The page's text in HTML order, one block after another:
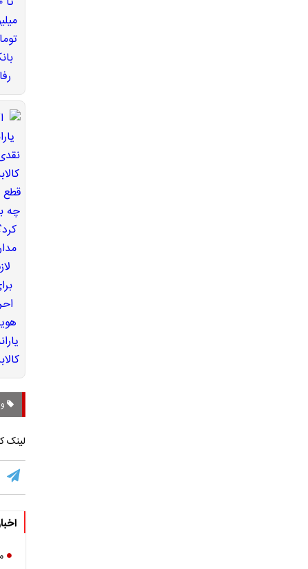
لینک